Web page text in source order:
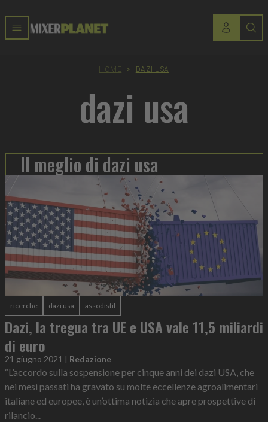
HOME > DAZI USA
dazi usa
Il meglio di dazi usa
ricerche dazi usa assodistil
Dazi, la tregua tra UE e USA vale 11,5 miliardi
di euro
21 giugno 2021 | Redazione
“L’accordo sulla sospensione per cinque anni dei dazi USA, che
nei mesi passati ha gravato su molte eccellenze agroalimentari
italiane ed europee, è un’ottima notizia che apre prospettive di
rilancio...